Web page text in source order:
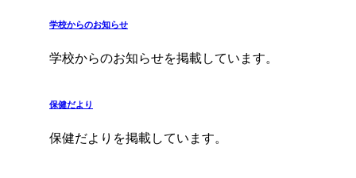
学校からのお知らせ
学校からのお知らせを掲載しています。
保健だより
保健だよりを掲載しています。